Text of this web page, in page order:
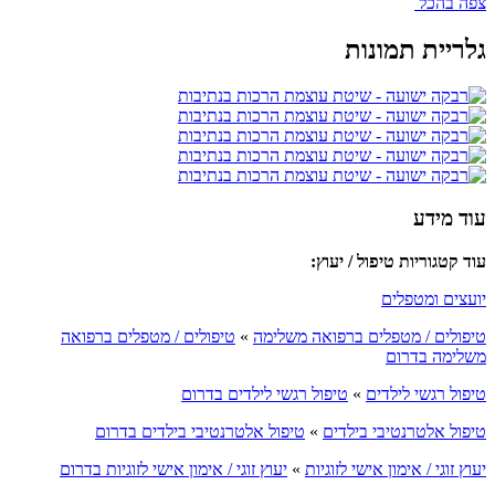
גלריית תמונות
עוד מידע
עוד קטגוריות טיפול / יעוץ:
יועצים ומטפלים
טיפולים / מטפלים ברפואה משלימה » טיפולים / מטפלים ברפואה
משלימה בדרום
טיפול רגשי לילדים » טיפול רגשי לילדים בדרום
טיפול אלטרנטיבי בילדים » טיפול אלטרנטיבי בילדים בדרום
יעוץ זוגי / אימון אישי לזוגיות » יעוץ זוגי / אימון אישי לזוגיות בדרום